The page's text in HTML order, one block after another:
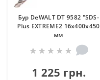
Бур DeWALT DT 9582 "SDS-
Plus EXTREME2 16х400х450
мм
1 225 грн.